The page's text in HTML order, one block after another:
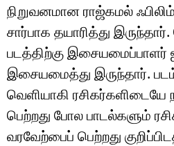
நிறுவனமான ராஜ்கமல்
சார்பாக தயாரித்து
படத்திற்கு இசையமைப்பாளர்
இசையமைத்து இருந்தார்.
வெளியாகி
பெற்றது போல பாடல்களும்
வரவேற்பைப் பெற்றது